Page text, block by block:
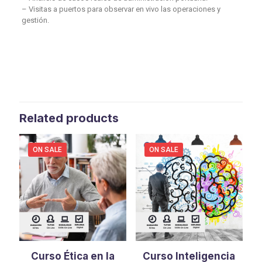
– Visitas a puertos para observar en vivo las operaciones y
gestión.
Related products
ON SALE
Curso Ética en la
ON SALE
Curso Inteligencia